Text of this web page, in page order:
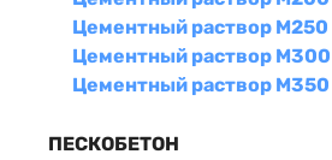
Цементный раствор М250
Цементный раствор М300
Цементный раствор М350
ПЕСКОБЕТОН